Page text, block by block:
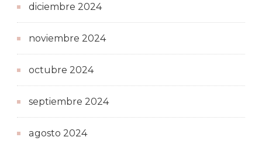
diciembre 2024
noviembre 2024
octubre 2024
septiembre 2024
agosto 2024